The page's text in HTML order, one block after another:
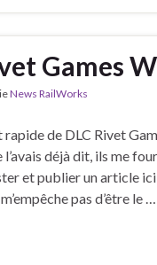
Games
News RailWorks
de DLC Rivet
déjà dit, ils me
et publier un article
pas d’être le …